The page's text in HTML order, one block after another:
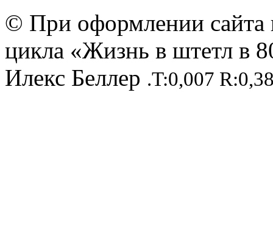
© При оформлении сайта
цикла «Жизнь в штетл в
Илекс Беллер .T:0,007